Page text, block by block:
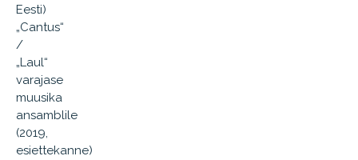
Eesti)
„Cantus“
/
„Laul“
varajase
muusika
ansamblile
(2019,
esiettekanne)